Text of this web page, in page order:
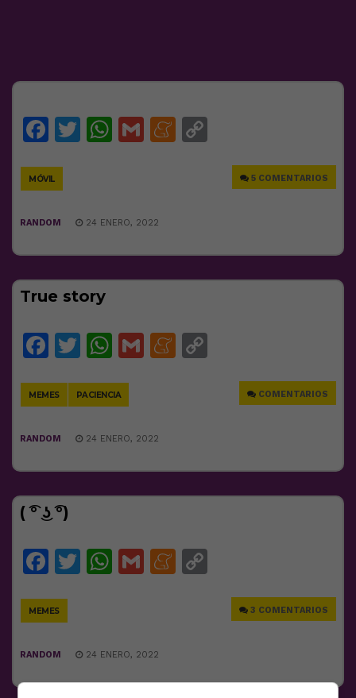
Facebook
Twitter
WhatsApp
GmailMeneame
MÓVIL 5 COMENTARIOS
RANDOM 24 ENERO, 2022
True story
Facebook
Twitter
WhatsApp
GmailMeneame
MEMES PACIENCIA COMENTARIOS
RANDOM 24 ENERO, 2022
( ͡° ͜ʖ ͡°)
Facebook
Twitter
WhatsApp
GmailMeneame
MEMES 3 COMENTARIOS
RANDOM 24 ENERO, 2022